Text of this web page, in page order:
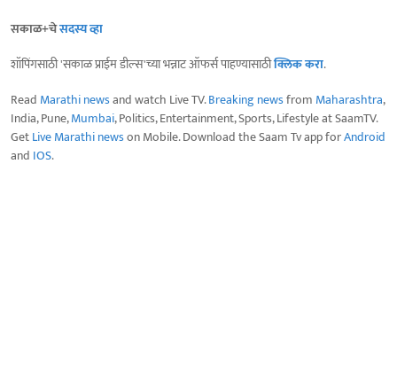
सकाळ+चेसदस्य व्हा
शॉपिंगसाठी 'सकाळ प्राईम डील्स'च्या भन्नाट ऑफर्स पाहण्यासाठीक्लिक करा.
Read Marathi newsand watch Live TV.Breaking newsfrom Maharashtra,
India, Pune,Mumbai, Politics, Entertainment, Sports, Lifestyle at SaamTV.
GetLive Marathi newson Mobile. Download the Saam Tv app forAndroid
and IOS.